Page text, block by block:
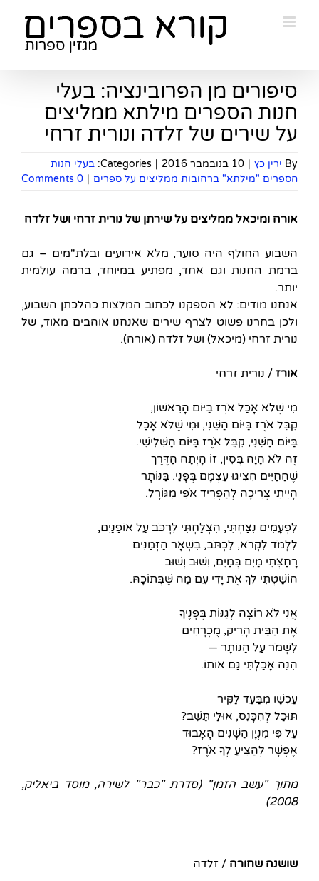
סיפורים מן הפרובינציה: בעלי
חנות הספרים מילתא ממליצים
על שירים של זלדה ונורית זרחי
By ירין כץ | 10 בנובמבר 2016 |
Categories: בעלי חנות
הספרים "מילתא" ברחובות ממליצים על ספרים |
0 Comments
אורה ומיכאל ממליצים על שירתן של נורית זרחי ושל זלדה
השבוע החולף היה סוער, מלא אירועים ובלת"מים – גם
ברמת החנות וגם אחד, מפתיע במיוחד, ברמה עולמית
יותר.
אנחנו מודים: לא הספקנו לכתוב המלצות כהלכתן השבוע,
ולכן בחרנו פשוט לצרף שירים שאנחנו אוהבים מאוד, של
נורית זרחי (מיכאל) ושל זלדה (אורה).
אורז / נורית זרחי
מִי שֶׁלֹּא אָכַל אֹרֶז בַּיּוֹם הָרִאשׁוֹן,
קִבֵּל אֹרֶז בַּיּוֹם הַשֵּׁנִי, וּמִי שֶׁלֹּא אָכַל
בַּיּוֹם הַשֵּׁנִי, קִבֵּל אֹרֶז בַּיּוֹם הַשְּׁלִישִׁי.
זֶה לֹא הָיָה בְּסִין, זוֹ הָיְתָה הַדֶּרֶך
שֶׁהַחַיִּים הִצִּיגוּ עַצְמָם בְּפָנַי. בַּנּוֹתָר
הָיִיתִי צְרִיכָה לְהַפְרִיד אֹפִי מִגּוֹרָל.
לִפְעָמִים נִצַּחְתִּי, הִצְלַחְתִּי לִרְכֹּב עַל אוֹפַנַּיִם,
לִלְמֹד לִקְרֹא, לִכְתֹּב, בִּשְׁאָר הַזְּמַנִּים
רָחַצְתִּי מַיִם בְּמַיִם, וְשׁוּב וְשׁוּב
הוֹשַׁטְתִּי לְךָ אֶת יָדִי עִם מַה שֶּׁבְּתוֹכָהּ.
אֲנִי לֹא רוֹצָה לְגַנּוֹת בְּפָנֶיךָ
אֶת הַבַּיִת הָרֵיק, מֻכְרָחִים
לִשְׁמֹר עַל הַנּוֹתָר —
הִנֵּה אָכַלְתִּי גַּם אוֹתוֹ.
עַכְשָׁו מִבַּעַד לַקִּיר
תּוּכַל לְהִכָּנֵס, אוּלַי תֵּשֵׁב?
עַל פִּי מִנְיָן הַשָּׁנִים הָאָבוּד
אֶפְשָׁר לְהַצִּיעַ לְךָ אֹרֶז?
מתוך "עשב הזמן" (סדרת "כבר" לשירה, מוסד ביאליק,
2008)
שושנה שחורה / זלדה